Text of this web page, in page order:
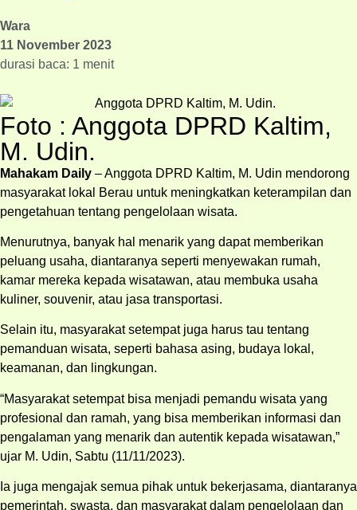
Wara
11 November 2023
durasi baca: 1 menit
Foto : Anggota DPRD Kaltim,
M. Udin.
Mahakam Daily – Anggota DPRD Kaltim, M. Udin mendorong
masyarakat lokal Berau untuk meningkatkan keterampilan dan
pengetahuan tentang pengelolaan wisata.
Menurutnya, banyak hal menarik yang dapat memberikan
peluang usaha, diantaranya seperti menyewakan rumah,
kamar mereka kepada wisatawan, atau membuka usaha
kuliner, souvenir, atau jasa transportasi.
Selain itu, masyarakat setempat juga harus tau tentang
pemanduan wisata, seperti bahasa asing, budaya lokal,
keamanan, dan lingkungan.
“Masyarakat setempat bisa menjadi pemandu wisata yang
profesional dan ramah, yang bisa memberikan informasi dan
pengalaman yang menarik dan autentik kepada wisatawan,”
ujar M. Udin, Sabtu (11/11/2023).
Ia juga mengajak semua pihak untuk bekerjasama, diantaranya
pemerintah, swasta, dan masyarakat dalam pengelolaan dan